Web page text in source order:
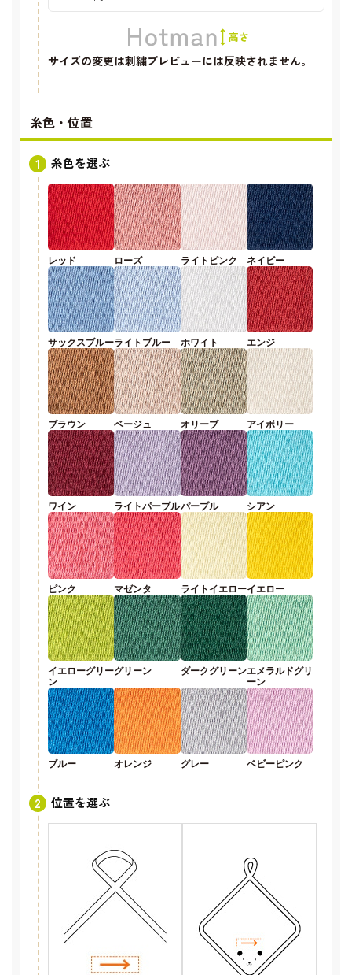
サイズの変更は刺繍プレビューには反映されません。
糸色・位置
糸色を選ぶ
レッド ローズ ライトピンク ネイビー
サックスブルーライトブルー ホワイト エンジ
ブラウン ベージュ オリーブ アイボリー
ワイン ライトパープルパープル シアン
ピンク マゼンタ ライトイエローイエロー
イエローグリー
ン
グリーン ダークグリーンエメラルドグリ
ーン
ブルー オレンジ グレー ベビーピンク
位置を選ぶ